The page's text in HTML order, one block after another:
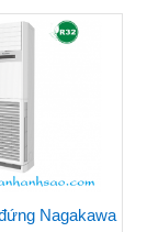
Nagakawa